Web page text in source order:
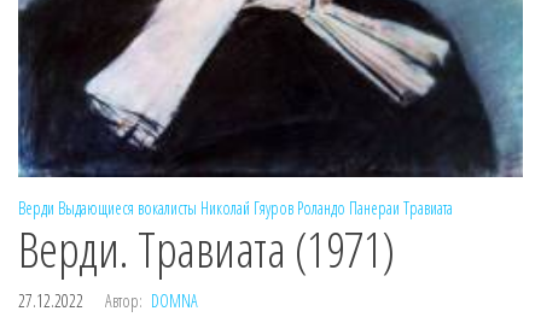
Верди Выдающиеся вокалисты Николай Гяуров Роландо Панераи Травиата
Верди. Травиата (1971)
27.12.2022 Автор: DOMNA